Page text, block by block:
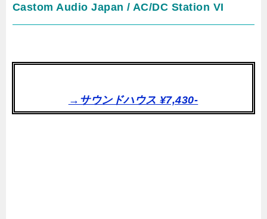
Castom Audio Japan / AC/DC Station VI
→サウンドハウス ¥7,430-